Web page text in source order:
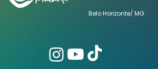
Belo Horizonte/ MG